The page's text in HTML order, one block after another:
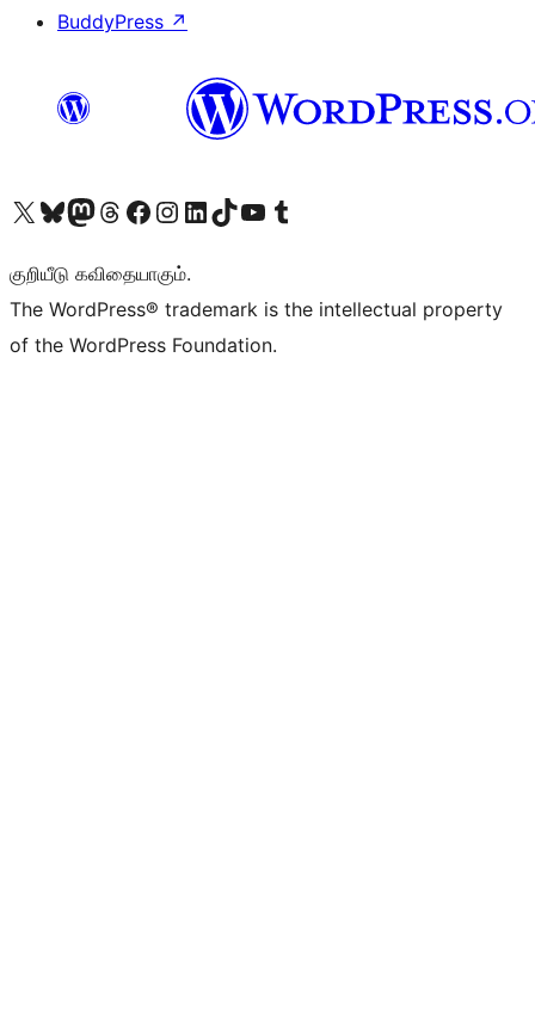
BuddyPress ↗
Visit our X (formerly Twitter) account
Visit our Bluesky account
Visit our Mastodon account
Visit our Threads account
Visit our Facebook page
Visit our Instagram account
Visit our LinkedIn account
Visit our TikTok account
Visit our YouTube channel
Visit our Tumblr account
குறியீடு கவிதையாகும்.
The WordPress® trademark is the intellectual property
of the WordPress Foundation.